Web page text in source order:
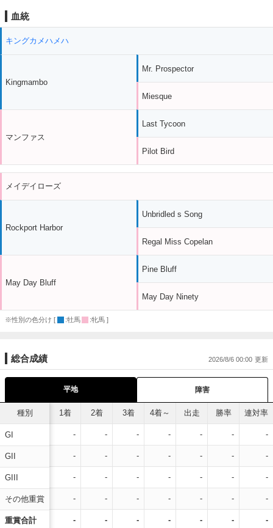
血統
キングカメハメハ
Kingmambo
マンファス
Mr. Prospector
Miesque
Last Tycoon
Pilot Bird
メイデイローズ
Rockport Harbor
May Day Bluff
Unbridled s Song
Regal Miss Copelan
Pine Bluff
May Day Ninety
※性別の色分け [ :牡馬 :牝馬 ]
総合成績 2026/8/6 00:00
平地 障害
種別
GI
GII
GIII
その他重賞
重賞合計
1着 2着 3着 4着～ 出走 勝率 連対率
- - - - - - -
- - - - - - -
- - - - - - -
- - - - - - -
- - - - - - -